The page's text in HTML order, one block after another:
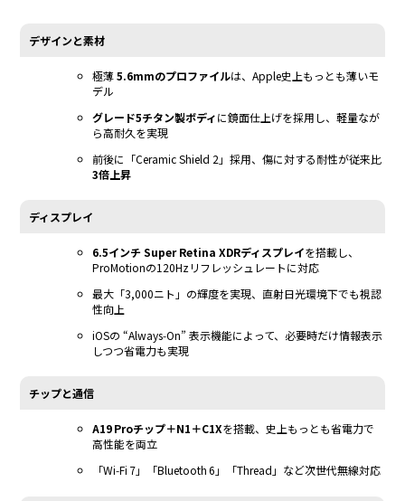
デザインと素材
極薄5.6mmのプロファイルは、Apple史上もっとも薄いモ
デル
グレード5チタン製ボディに鏡面仕上げを採用し、軽量なが
ら高耐久を実現
前後に「Ceramic Shield 2」採用、傷に対する耐性が従来比
3倍上昇
ディスプレイ
6.5インチ Super Retina XDRディスプレイを搭載し、
ProMotionの120Hzリフレッシュレートに対応
最大「3,000ニト」の輝度を実現、直射日光環境下でも視認
性向上
iOSの “Always‑On” 表示機能によって、必要時だけ情報表示
しつつ省電力も実現
チップと通信
A19 Proチップ＋N1＋C1Xを搭載、史上もっとも省電力で
高性能を両立
「Wi‑Fi 7」「Bluetooth 6」「Thread」など次世代無線対応